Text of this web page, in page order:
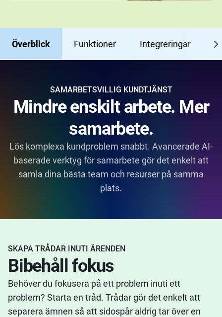
Överblick Funktioner Integreringar
SAMARBETSVILLIG KUNDTJÄNST
Mindre enskilt arbete. Mer
samarbete.
Lös komplexa kundproblem snabbt. Avancerade AI-
baserade verktyg för samarbete gör det enkelt att
samla dina bästa team och resurser på samma
plats.
SKAPA TRÅDAR INUTI ÄRENDEN
Bibehåll fokus
Behöver du fokusera på ett problem inuti ett
problem? Starta en tråd. Trådar gör det enkelt att
separera ämnen så att sidospår aldrig tar över en